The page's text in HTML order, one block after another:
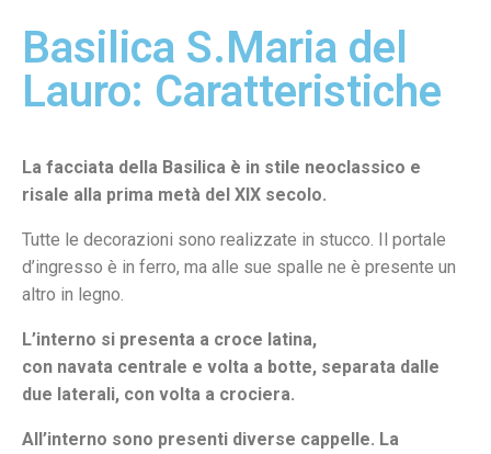
Basilica S.Maria del
Lauro: Caratteristiche
La facciata della Basilica è in stile neoclassico e
risale alla prima metà del XIX secolo.
Tutte le decorazioni sono realizzate in stucco. Il portale
d’ingresso è in ferro, ma alle sue spalle ne è presente un
altro in legno.
L’interno si presenta a croce latina,
con navata centrale e volta a botte, separata dalle
due laterali, con volta a crociera.
All’interno sono presenti diverse cappelle. La